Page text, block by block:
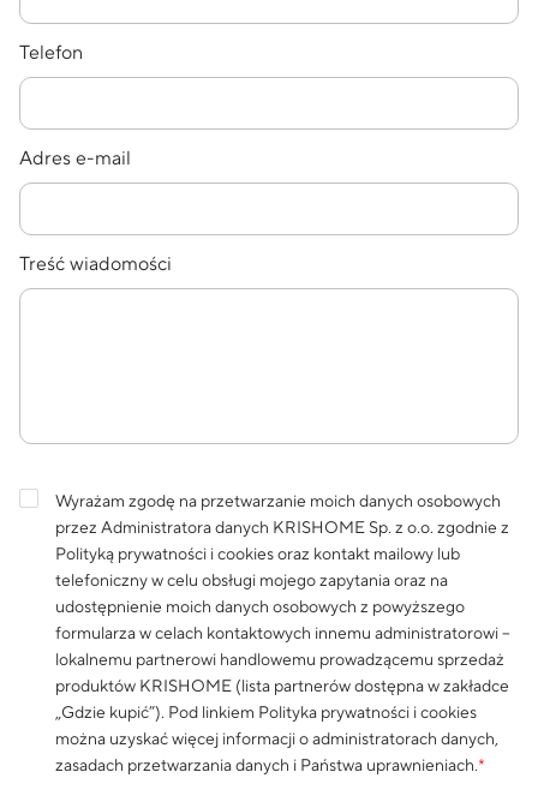
Telefon
Adres e-mail
Treść wiadomości
Wyrażam zgodę na przetwarzanie moich danych osobowych
przez Administratora danych KRISHOME Sp. z o.o. zgodnie z
Polityką prywatności i cookiesoraz kontakt mailowy lub
telefoniczny w celu obsługi mojego zapytania oraz na
udostępnienie moich danych osobowych z powyższego
formularza w celach kontaktowych innemu administratorowi –
lokalnemu partnerowi handlowemu prowadzącemu sprzedaż
produktów KRISHOME (lista partnerów dostępna w zakładce
„Gdzie kupić”). Pod linkiem Polityka prywatności i cookies
można uzyskać więcej informacji o administratorach danych,
zasadach przetwarzania danych i Państwa uprawnieniach.*